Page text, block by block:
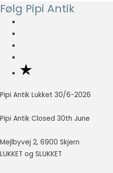
Følg Pipi Antik
Pipi Antik Lukket 30/6-2026
Pipi Antik Closed 30th June
Mejlbyvej 2, 6900 Skjern
LUKKET og SLUKKET
cookies,
forsvinder en
Marketing
bruges til at
besøgende
på tværs af
websites.